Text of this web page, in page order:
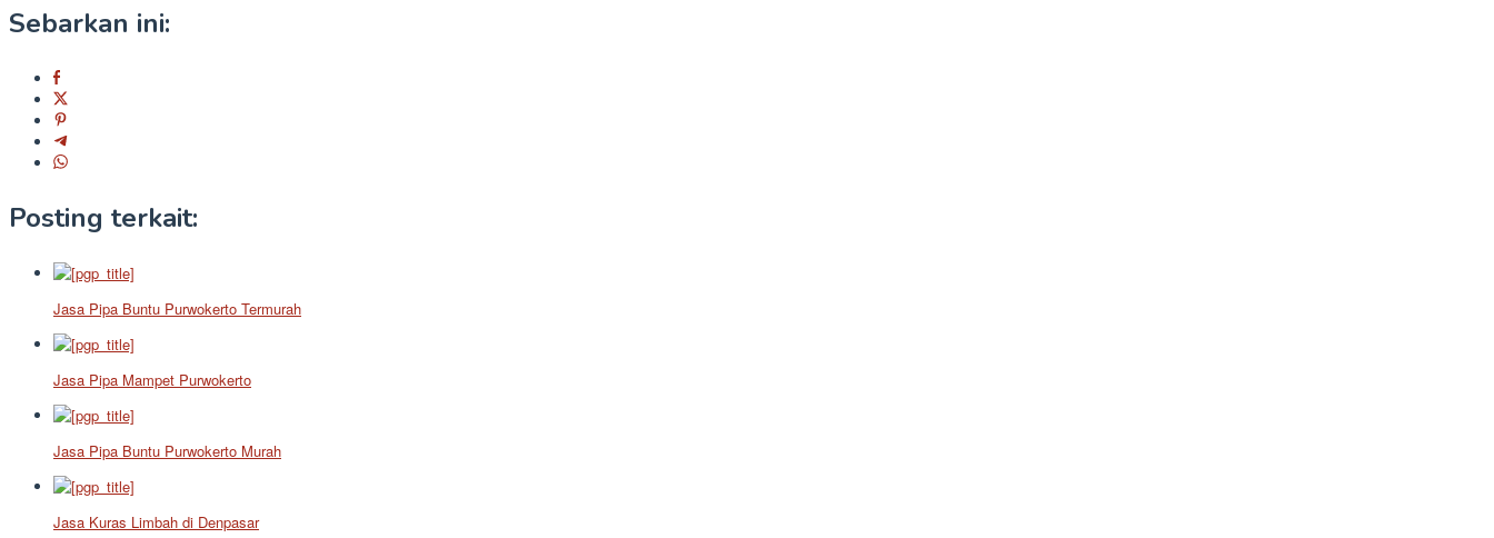
Sebarkan ini:
Posting terkait:
Jasa Pipa Buntu Purwokerto Termurah
Jasa Pipa Mampet Purwokerto
Jasa Pipa Buntu Purwokerto Murah
Jasa Kuras Limbah di Denpasar